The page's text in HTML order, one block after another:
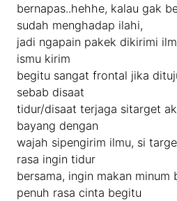
bernapas..hehhe, kalau gak
sudah menghadap ilahi,
jadi ngapain pakek dikirimi
ismu kirim
begitu sangat frontal jika
sebab disaat
tidur/disaat terjaga sitarget
bayang dengan
wajah sipengirim ilmu, si
rasa ingin tidur
bersama, ingin makan minum
penuh rasa cinta begitu